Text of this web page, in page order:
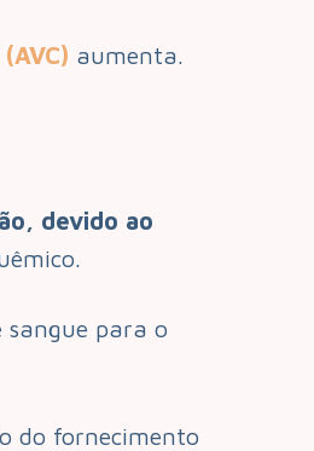
aumenta.
devido ao
sangue para o
do fornecimento